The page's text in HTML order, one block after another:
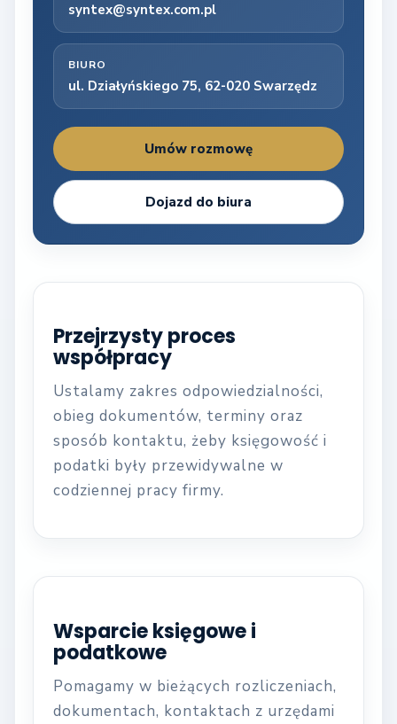
syntex@syntex.com.pl
BIURO
ul. Działyńskiego 75, 62-020 Swarzędz
Umów rozmowę
Dojazd do biura
Przejrzysty proces
współpracy
Ustalamy zakres odpowiedzialności,
obieg dokumentów, terminy oraz
sposób kontaktu, żeby księgowość i
podatki były przewidywalne w
codziennej pracy firmy.
Wsparcie księgowe i
podatkowe
Pomagamy w bieżących rozliczeniach,
dokumentach, kontaktach z urzędami